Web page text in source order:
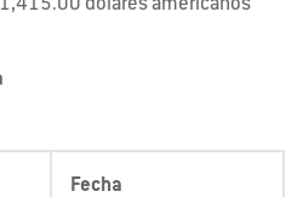
dólares americanos
Fecha